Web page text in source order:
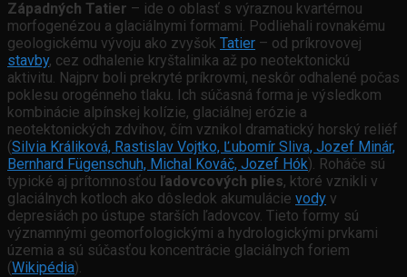
Západných Tatier – ide o oblasť s výraznou kvartérnou
morfogenézou a glaciálnymi formami. Podliehali rovnakému
geologickému vývoju ako zvyšok Tatier – od príkrovovej
stavby, cez odhalenie kryštalinika až po neotektonickú
aktivitu. Najprv boli prekryté príkrovmi, neskôr odhalené počas
poklesu orogénneho tlaku. Ich súčasná forma je výsledkom
kombinácie alpínskej kolízie, glaciálnej erózie a
neotektonických zdvihov, čím vznikol dramatický horský reliéf
(Silvia Králiková, Rastislav Vojtko, Ľubomír Sliva, Jozef Minár,
Bernhard Fügenschuh, Michal Kováč, Jozef Hók). Roháče sú
typické aj prítomnosťou ľadovcových plies, ktoré vznikli v
glaciálnych kotloch ako dôsledok akumulácie vody v
depresiách po ústupe starších ľadovcov. Tieto formy sú
významnými geomorfologickými a hydrologickými prvkami
územia a sú súčasťou koncentrácie glaciálnych foriem
(Wikipédia).